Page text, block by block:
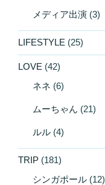
メディア出演 (3)
LIFESTYLE (25)
LOVE (42)
ネネ (6)
ムーちゃん (21)
ルル (4)
TRIP (181)
シンガポール (12)